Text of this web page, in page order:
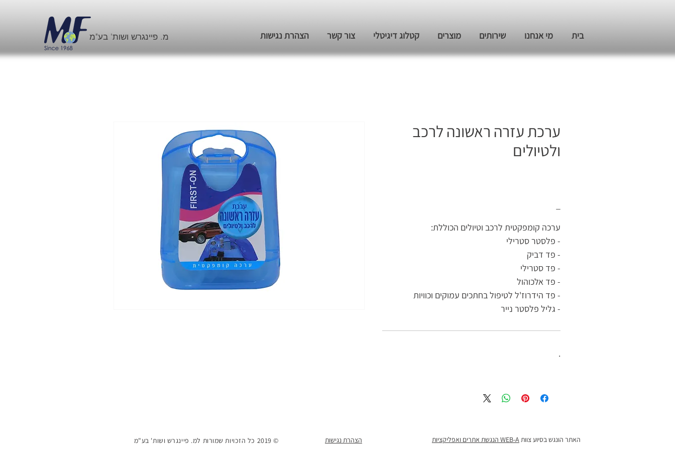
מ. פיינגרש ושות' בע"מ בית מי אנחנו שירותים מוצרים קטלוג דיגיטלי צור קשר הצהרת נגישות
ערכת עזרה ראשונה לרכב
ולטיולים
ערכה קומפקטית לרכב וטיולים הכוללת:
- פלסטר סטרילי
- פד דביק
- פד סטרילי
- פד אלכוהול
- פד הידרוז'ל לטיפול בחתכים עמוקים וכוויות
- גליל פלסטר נייר
.
© 2019 כל הזכויות שמורות למ. פיינגרש ושות' בע"מ האתר הונגש בסיוע צוותWEB-A הנגשת אתרים ואפליקציות הצהרת נגישות